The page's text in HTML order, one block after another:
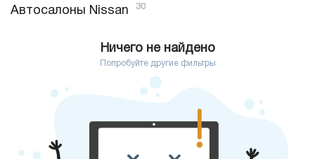
Автосалоны Nissan 30
Ничего не найдено
Попробуйте другие фильтры